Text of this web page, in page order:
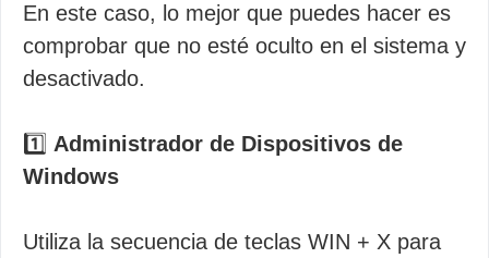
En este caso, lo mejor que puedes hacer es
comprobar que no esté oculto en el sistema y
desactivado.
1️⃣ Administrador de Dispositivos de
Windows
Utiliza la secuencia de teclas WIN + X para